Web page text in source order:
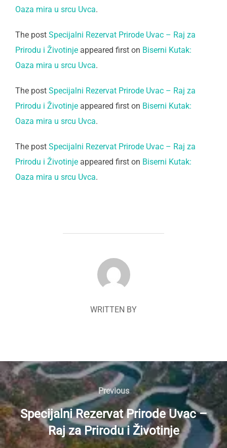
Oaza mira u srcu Uvca.
The post Specijalni Rezervat Prirode Uvac – Raj za
Prirodu i Životinje appeared first on Biserni Kutak:
Oaza mira u srcu Uvca.
The post Specijalni Rezervat Prirode Uvac – Raj za
Prirodu i Životinje appeared first on Biserni Kutak:
Oaza mira u srcu Uvca.
The post Specijalni Rezervat Prirode Uvac – Raj za
Prirodu i Životinje appeared first on Biserni Kutak:
Oaza mira u srcu Uvca.
POST AUTHOR
WRITTEN BY
Navigacija
članaka
Previous
Previous
Specijalni Rezervat Prirode Uvac –
Raj za Prirodu i Životinje